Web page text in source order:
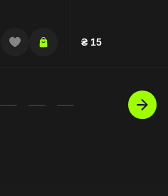
₴ 15